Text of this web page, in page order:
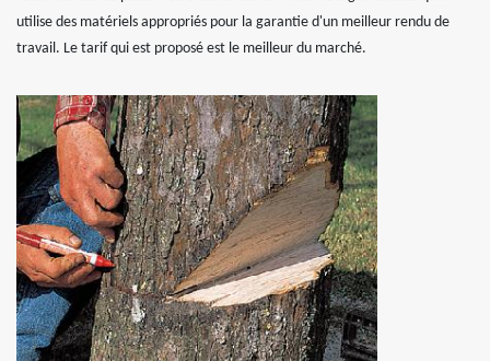
utilise des matériels appropriés pour la garantie d'un meilleur rendu de
travail. Le tarif qui est proposé est le meilleur du marché.